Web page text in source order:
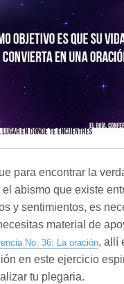
para encontrar la
el abismo que existe
y sentimientos, es
material de
No. 36: La oración, allí
en este ejercicio
tu plegaria.